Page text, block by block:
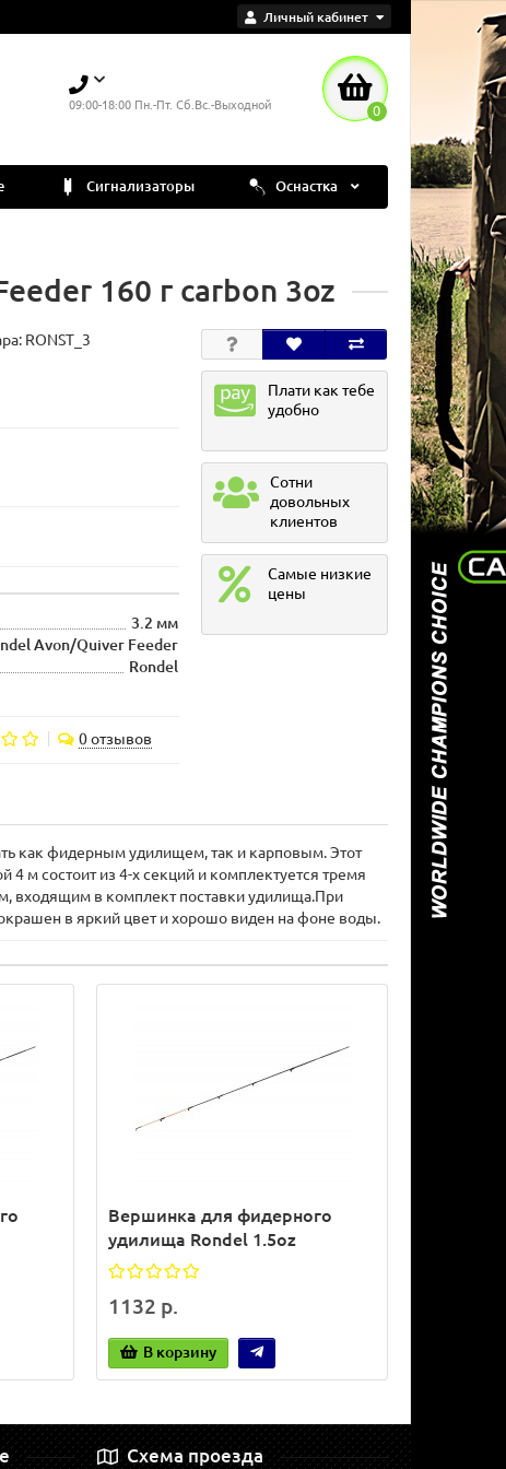
Личный кабинет
09:00-18:00 Пн.-Пт. Сб.Вс.-Выходной 0
Сигнализаторы Оснастка
160 г carbon 3oz
RONST_3
3.2 мм
Avon/Quiver Feeder
Rondel
0 отзывов
Плати как тебе
удобно
Сотни
довольных
клиентов
Самые низкие
цены
как фидерным удилищем, так и карповым. Этот
м состоит из 4-х секций и комплектуется тремя
входящим в комплект поставки удилища.При
в яркий цвет и хорошо виден на фоне воды.
Вершинка для фидерного
удилища Rondel 1.5oz
1132 р.
В корзину
Схема проезда